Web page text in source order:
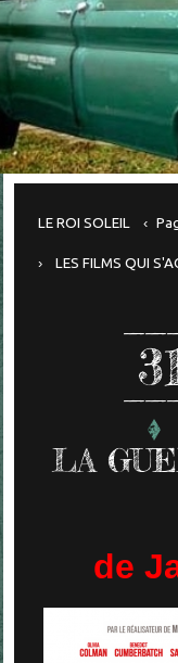
LE ROI SOLEIL
LES FILMS QUI
LA
de